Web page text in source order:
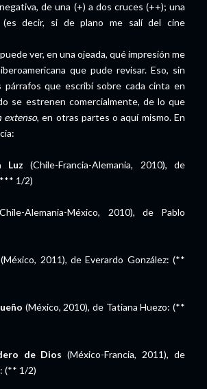
de una (+) a dos cruces (++); una
decir, si de plano me salí del cine
ver, en una ojeada, qué impresión me
que pude revisar. Eso, sin
que escribí sobre cada cinta en
se estrenen comercialmente, de lo que
extenso, en otras partes o aquí mismo. En
Luz(Chile-Francia-Alemania, 2010), de
1/2)
Alemania-México, 2010), de Pablo
(México, 2011), de Everardo González: (**
(México, 2010), de Tatiana Huezo: (**
de Dios (México-Francia, 2011), de
(** 1/2)